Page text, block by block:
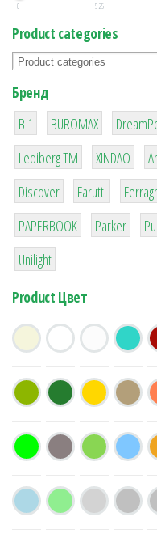
0 525
Product categories
Бренд
B 1
1
BUROMAX
1
3
Lediberg ТМ
3
XINDAO
64
Discover
299
Farutti
4
8
PAPERBOOK
6
Parker
1
Unilight
Product Цвет